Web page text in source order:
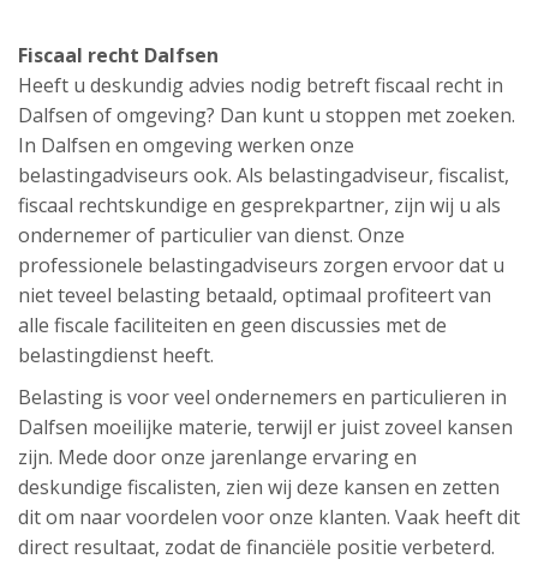
Fiscaal recht Dalfsen
Heeft u deskundig advies nodig betreft fiscaal recht in
Dalfsen of omgeving? Dan kunt u stoppen met zoeken.
In Dalfsen en omgeving werken onze
belastingadviseurs ook. Als belastingadviseur, fiscalist,
fiscaal rechtskundige en gesprekpartner, zijn wij u als
ondernemer of particulier van dienst. Onze
professionele belastingadviseurs zorgen ervoor dat u
niet teveel belasting betaald, optimaal profiteert van
alle fiscale faciliteiten en geen discussies met de
belastingdienst heeft.
Belasting is voor veel ondernemers en particulieren in
Dalfsen moeilijke materie, terwijl er juist zoveel kansen
zijn. Mede door onze jarenlange ervaring en
deskundige fiscalisten, zien wij deze kansen en zetten
dit om naar voordelen voor onze klanten. Vaak heeft dit
direct resultaat, zodat de financiële positie verbeterd.